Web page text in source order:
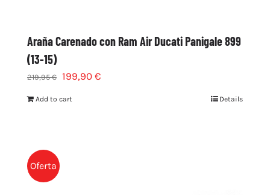
Araña Carenado con Ram Air Ducati Panigale 899
(13-15)
219,95€ 199,90 €
Add to cart Details
Oferta